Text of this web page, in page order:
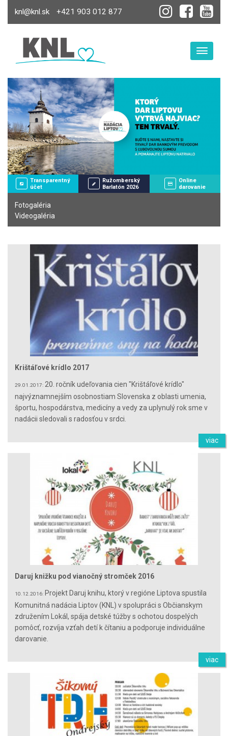
knl@knl.sk +421 903 012 877
Transparentný
účet
Ružomberský
Barlatón 2026
Online
darovanie
Fotogaléria
Videogaléria
Krištáľové krídlo 2017
29.01.2017: 20. ročník udeľovania cien "Krištáľové krídlo"
najvýznamnejším osobnostiam Slovenska z oblasti umenia,
športu, hospodárstva, medicíny a vedy za uplynulý rok sme v
nadácii sledovali s radosťou v srdci.
viac
Daruj knižku pod vianočný stromček 2016
10.12.2016: Projekt Daruj knihu, ktorý v regióne Liptova spustila
Komunitná nadácia Liptov (KNL) v spolupráci s Občianskym
združením Lokál, spája detské túžby s ochotou dospelých
pomôcť, rozvíja vzťah detí k čítaniu a podporuje individuálne
darovanie.
viac